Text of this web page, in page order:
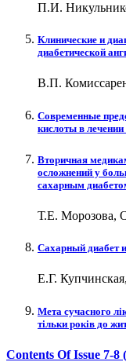
П.И.
Клинические и
диабетической
В.П.
Современные
кислоты в лечении
Вторичная
осложнений у
сахарным
Т.Е. Морозова,
Сахарный диабет
Е.Г.
Мета сучасного
тільки років до
Contents Of Issue 7-8